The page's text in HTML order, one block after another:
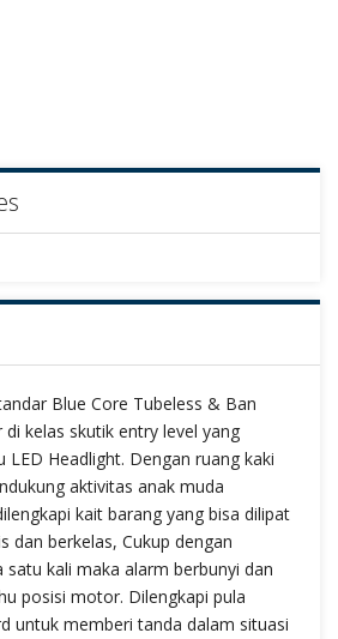
Blue Core Tubeless & Ban
kelas skutik entry level yang
LED Headlight. Dengan ruang kaki
aktivitas anak muda
kait barang yang bisa dilipat
dan berkelas, Cukup dengan
kali maka alarm berbunyi dan
posisi motor. Dilengkapi pula
untuk memberi tanda dalam situasi